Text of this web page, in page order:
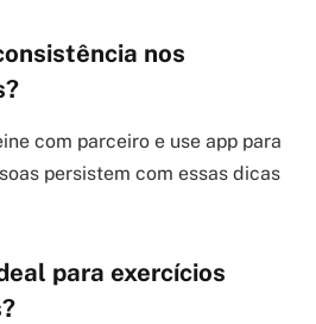
nos
com parceiro e use app para
persistem com essas dicas
para exercícios